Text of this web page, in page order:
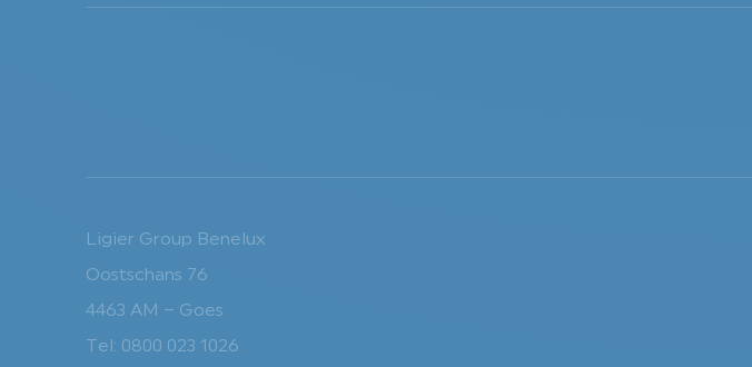
Ligier Group Benelux
Oostschans 76
4463 AM – Goes
Tel: 0800 023 1026